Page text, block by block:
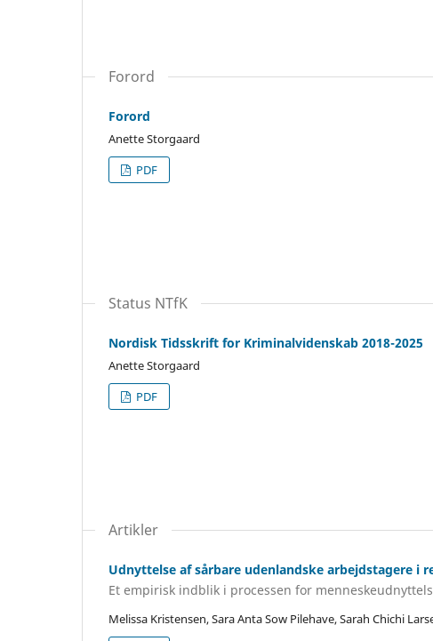
Forord
Forord
Anette Storgaard
PDF
Status NTfK
Nordisk Tidsskrift for Kriminalvidenskab 2018-2025
Anette Storgaard
PDF
Artikler
Udnyttelse af sårbare udenlandske arbejdstagere i
Et empirisk indblik i processen for
Melissa Kristensen, Sara Anta Sow Pilehave, Sarah Chichi